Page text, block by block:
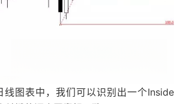
线图表中，我们可以识别出一个Inside